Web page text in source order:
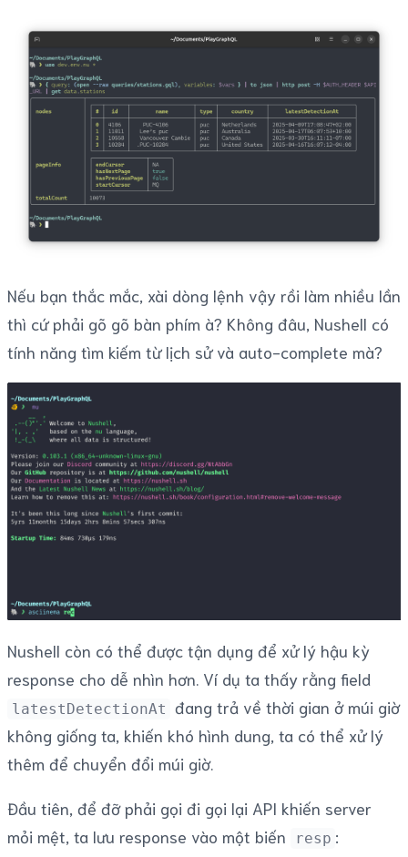
Nếu bạn thắc mắc, xài dòng lệnh vậy rồi làm nhiều lần
thì cứ phải gõ gõ bàn phím à? Không đâu, Nushell có
tính năng tìm kiếm từ lịch sử và auto-complete mà?
Nushell còn có thể được tận dụng để xử lý hậu kỳ
response cho dễ nhìn hơn. Ví dụ ta thấy rằng field
latestDetectionAt đang trả về thời gian ở múi giờ
không giống ta, khiến khó hình dung, ta có thể xử lý
thêm để chuyển đổi múi giờ.
Đầu tiên, để đỡ phải gọi đi gọi lại API khiến server
mỏi mệt, ta lưu response vào một biến
resp :